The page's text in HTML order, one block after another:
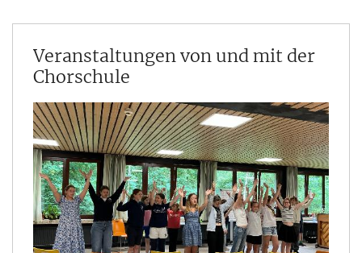
Veranstaltungen von und mit der
Chorschule